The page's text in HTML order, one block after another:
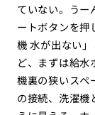
ていない。うー
ートボタンを
機 水が出ない
ど、まずは給
機裏の狭いスペ
の接続、洗濯機